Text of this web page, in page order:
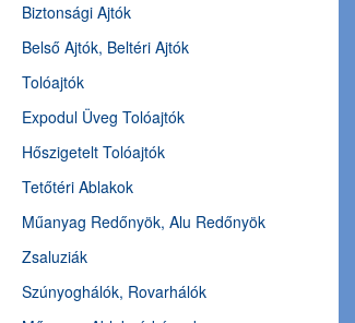
Biztonsági Ajtók
Belső Ajtók, Beltéri Ajtók
Tolóajtók
Expodul Üveg Tolóajtók
Hőszigetelt Tolóajtók
Tetőtéri Ablakok
Műanyag Redőnyök, Alu Redőnyök
Zsaluziák
Szúnyoghálók, Rovarhálók